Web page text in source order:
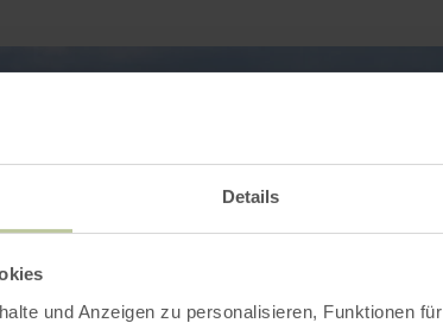
Details
und Anzeigen zu personalisieren, Funktionen